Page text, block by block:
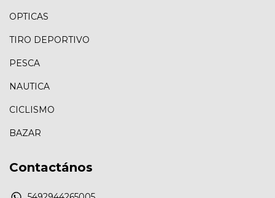
OPTICAS
TIRO DEPORTIVO
PESCA
NAUTICA
CICLISMO
BAZAR
Contactános